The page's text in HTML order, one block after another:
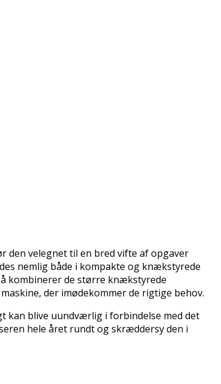
den velegnet til en bred vifte af opgaver
nemlig både i kompakte og knækstyrede
kombinerer de større knækstyrede
der imødekommer de rigtige behov.
kan blive uundværlig i forbindelse med det
hele året rundt og skræddersy den i